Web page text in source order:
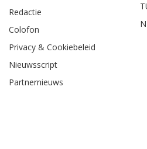
Redactie
Colofon
Privacy & Cookiebeleid
Nieuwsscript
Partnernieuws